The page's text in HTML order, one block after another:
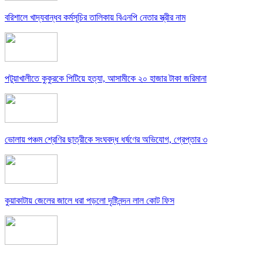
বরিশালে খাদ্যবান্ধব কর্মসূচির তালিকায় বিএনপি নেতার স্ত্রীর নাম
পটুয়াখালীতে কুকুরকে পিটিয়ে হত্যা, আসামীকে ২০ হাজার টাকা জরিমানা
ভোলায় পঞ্চম শ্রেণির ছাত্রীকে সংঘবদ্ধ ধর্ষণের অভিযোগ, গ্রেপ্তার ৩
কুয়াকাটায় জেলের জালে ধরা পড়লো দৃষ্টিনন্দন লাল কোট ফিস